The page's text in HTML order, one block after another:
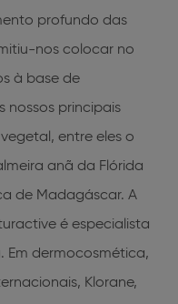
profundo das
nos colocar no
à base de
nossos principais
anã da Flórida
de Madagáscar. A
é especialista
dermocosmética,
Klorane,